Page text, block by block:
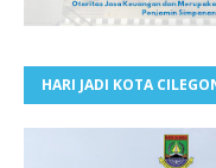
HARI JADI KOTA